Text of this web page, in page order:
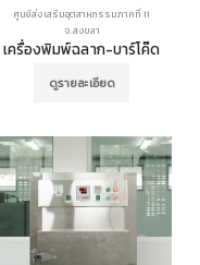
ศูนย์ส่งเสริมอุตสาหกรรมภาคที่ 11
จ.สงขลา
เครื่องพิมพ์ฉลาก-บาร์โค๊ด
ดูรายละเอียด